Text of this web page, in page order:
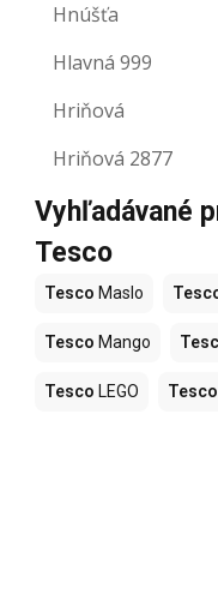
Hnúšťa
Hlavná 999
Hriňová
Hriňová 2877
Vyhľadávané
Tesco
Tesco Maslo
Tesco Mango
Tesco LEGO Tesco